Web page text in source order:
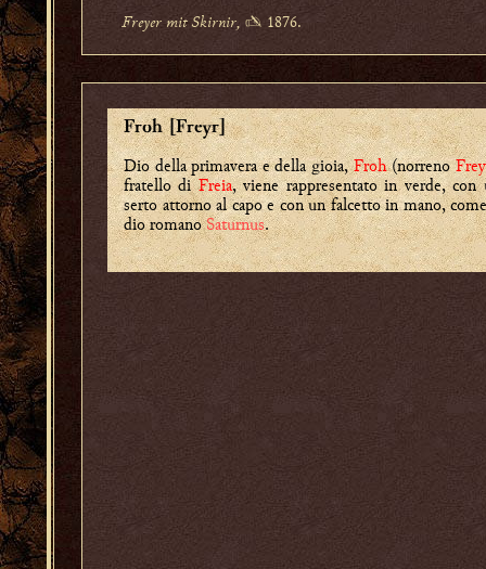
Freyer mit Skirnir, ✍ 1876.
Froh [Freyr]
Dio della primavera e della gioia,Froh(norreno
fratello diFreia, viene rappresentato in verde, con
serto attorno al capo e con un falcetto in mano,
dio romanoSaturnus.